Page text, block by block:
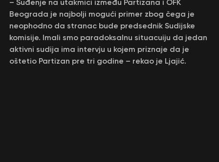
– Suđenje na utakmici između Partizana i OFK
Beograda je najbolji mogući primer zbog čega je
neophodno da stranac bude predsednik Sudijske
komisije. Imali smo paradoksalnu situacuiju da jedan
aktivni sudija ima intervju u kojem priznaje da je
oštetio Partizan pre tri godine – rekao je Ljajić.